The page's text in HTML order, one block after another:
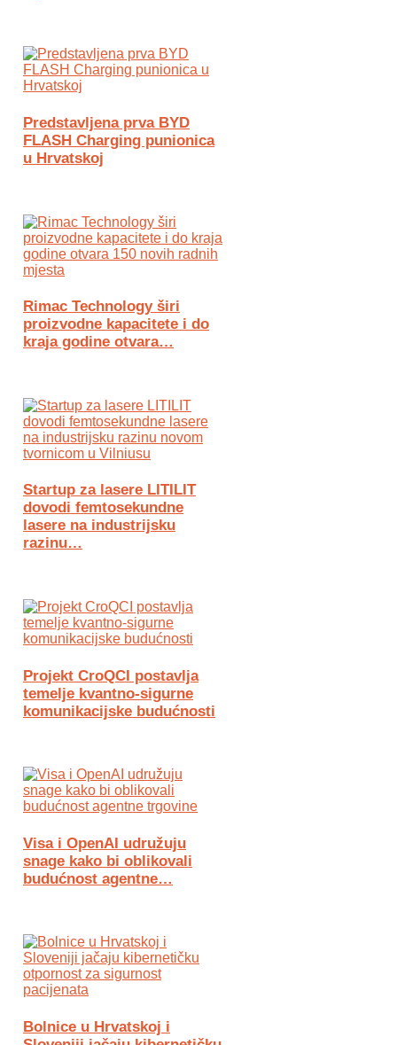
Predstavljena prva BYD
FLASH Charging punionica
u Hrvatskoj
Rimac Technology širi
proizvodne kapacitete i do
kraja godine otvara…
Startup za lasere LITILIT
dovodi femtosekundne
lasere na industrijsku
razinu…
Projekt CroQCI postavlja
temelje kvantno-sigurne
komunikacijske budućnosti
Visa i OpenAI udružuju
snage kako bi oblikovali
budućnost agentne…
Bolnice u Hrvatskoj i